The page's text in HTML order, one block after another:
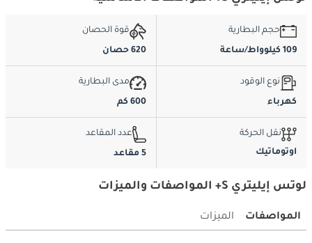
حجم البطارية
109 كيلوواط/ساعة
قوة الحصان
620 حصان
نوع الوقود
كهرباء
مدى البطارية
600 كم
نقل الحركة
اوتوماتيك
عدد المقاعد
5 مقاعد
لوتس إيليتري S+ المواصفات والميزات
المواصفات الميزات